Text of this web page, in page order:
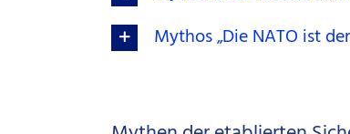
Mythos „Die NATO ist